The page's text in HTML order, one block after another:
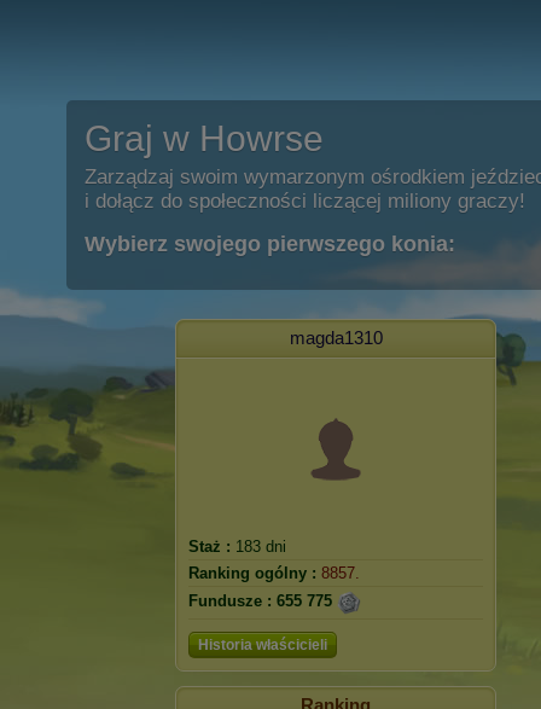
Graj w Howrse
Zarządzaj swoim wymarzonym ośrodkiem
i dołącz do społeczności liczącej miliony graczy!
Wybierz swojego pierwszego konia:
magda1310
Staż : 183 dni
Ranking ogólny : 8857.
Fundusze : 655 775
Historia właścicieli
Ranking